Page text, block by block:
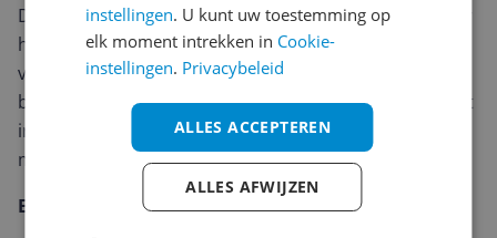
Daarnaast heeft het schildje ventilatiegaten, waardoor
huidirritatie rondom de mond van je kindje wordt
voorkomen. Deze fopspeen heeft een dunnere en
bredere hals waardoor de tong nog meer ruimte heeft
in de mondholte, waardoor het zuigen zo natuurlijk
mogelijk verloopt.
Eigenschappen:
instellingen. U kunt uw toestemming op
elk moment intrekken in Cookie-
instellingen. Privacybeleid
ALLES ACCEPTEREN
ALLES AFWIJZEN